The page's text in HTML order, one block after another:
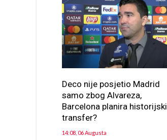
Deco nije posjetio Madrid
samo zbog Alvareza,
Barcelona planira historijski
transfer?
14:08, 06 Augusta